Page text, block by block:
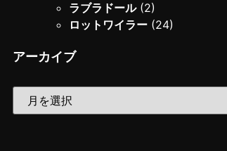
ラブラドール(2)
ロットワイラー (24)
アーカイブ